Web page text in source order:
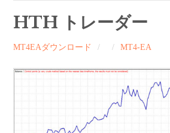
MT4-EAﾀﾞｳﾝﾛｰﾄﾞ
MT5-EAﾀﾞｳﾝﾛｰﾄﾞ
MT4インジケーター(制限解除中)
MT5インジケーター(制限解除中)
HTH トレーダー
MT4EAダウンロード MT4-EA